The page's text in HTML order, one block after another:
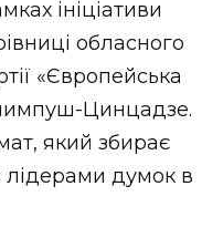
ініціативи
обласного
«Європейська
Цинцадзе.
який збирає
лідерами думок в